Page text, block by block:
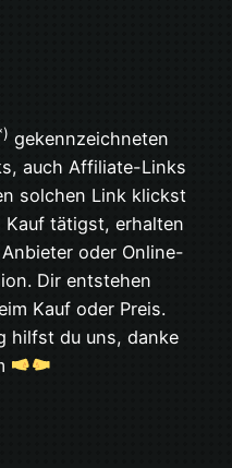
gekennzeichneten
auch Affiliate-Links
solchen Link klickst
Kauf tätigst, erhalten
oder Online-
Dir entstehen
Kauf oder Preis.
hilfst du uns, danke